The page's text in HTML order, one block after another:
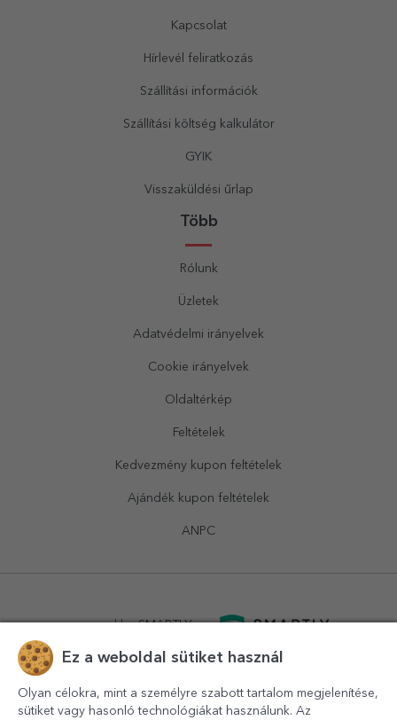
Kapcsolat
Hírlevél feliratkozás
Szállítási információk
Szállítási költség kalkulátor
GYIK
Visszaküldési űrlap
Több
Rólunk
Üzletek
Adatvédelmi irányelvek
Cookie irányelvek
Oldaltérkép
Feltételek
Kedvezmény kupon feltételek
Ajándék kupon feltételek
ANPC
powered bySMARTLY.ro
Ez a weboldal sütiket használ
Olyan célokra, mint a személyre szabott tartalom megjelenítése,
sütiket vagy hasonló technológiákat használunk. Az